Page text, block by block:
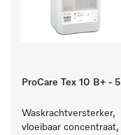
ProCare Tex 10 B+ - 5 l
Waskrachtversterker,
vloeibaar concentraat,